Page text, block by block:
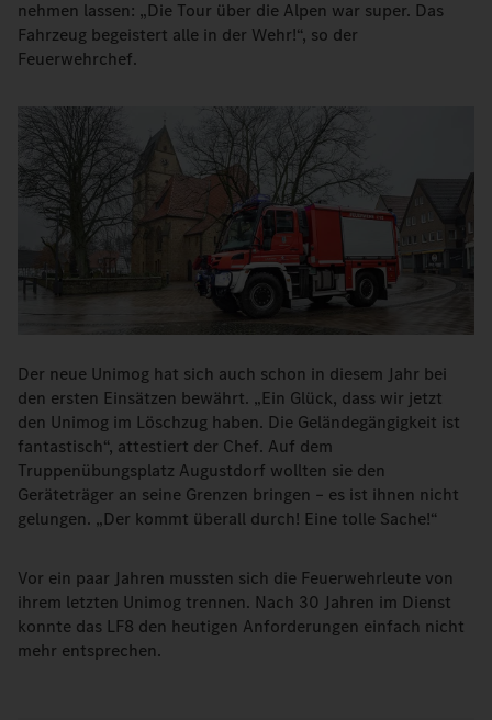
nehmen lassen: „Die Tour über die Alpen war super. Das
Fahrzeug begeistert alle in der Wehr!“, so der
Feuerwehrchef.
Der neue Unimog hat sich auch schon in diesem Jahr bei
den ersten Einsätzen bewährt. „Ein Glück, dass wir jetzt
den Unimog im Löschzug haben. Die Geländegängigkeit ist
fantastisch“, attestiert der Chef. Auf dem
Truppenübungsplatz Augustdorf wollten sie den
Geräteträger an seine Grenzen bringen – es ist ihnen nicht
gelungen. „Der kommt überall durch! Eine tolle Sache!“
Vor ein paar Jahren mussten sich die Feuerwehrleute von
ihrem letzten Unimog trennen. Nach 30 Jahren im Dienst
konnte das LF8 den heutigen Anforderungen einfach nicht
mehr entsprechen.